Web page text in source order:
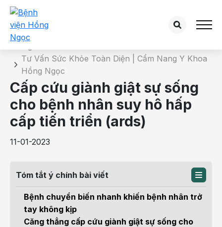
Chi tiết bài tư vấn
Tư Vấn Sức Khỏe Toàn Diện | Cẩm Nang Y Khoa
Hồng Ngọc
Cấp cứu giành giật sự sống
cho bệnh nhân suy hô hấp
cấp tiến triển (ards)
11-01-2023
Tóm tắt ý chính bài viết
Bệnh chuyển biến nhanh khiến bệnh nhân trở
tay không kịp
Căng thẳng cấp cứu giành giật sự sống cho